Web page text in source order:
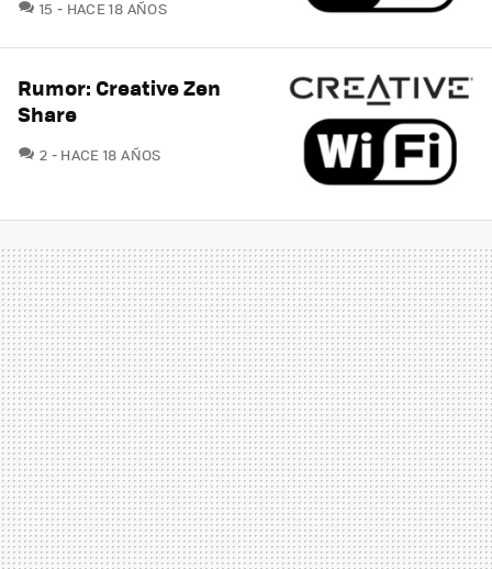
15 COMENTARIOS
HACE 18 AÑOS
Rumor: Creative Zen
Share
2 COMENTARIOS
HACE 18 AÑOS